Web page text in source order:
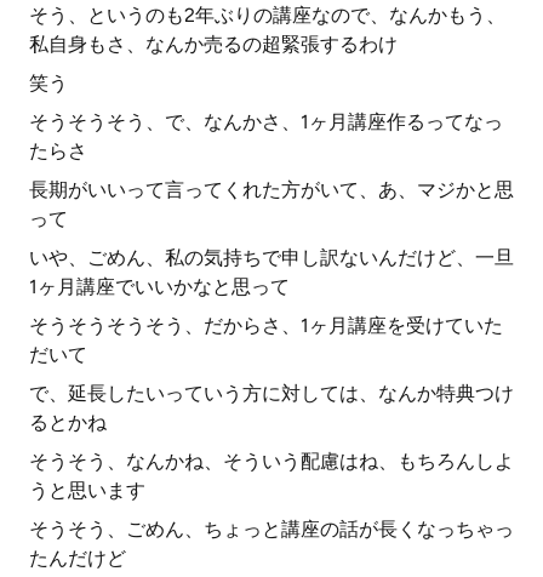
そう、というのも2年ぶりの講座なので、なんかもう、
私自身もさ、なんか売るの超緊張するわけ
笑う
そうそうそう、で、なんかさ、1ヶ月講座作るってなっ
たらさ
長期がいいって言ってくれた方がいて、あ、マジかと思
って
いや、ごめん、私の気持ちで申し訳ないんだけど、一旦
1ヶ月講座でいいかなと思って
そうそうそうそう、だからさ、1ヶ月講座を受けていた
だいて
で、延長したいっていう方に対しては、なんか特典つけ
るとかね
そうそう、なんかね、そういう配慮はね、もちろんしよ
うと思います
そうそう、ごめん、ちょっと講座の話が長くなっちゃっ
たんだけど